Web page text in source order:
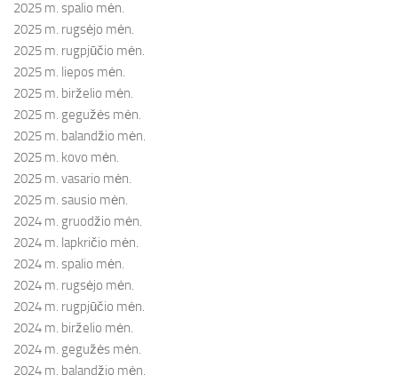
2025 m. spalio mėn.
2025 m. rugsėjo mėn.
2025 m. rugpjūčio mėn.
2025 m. liepos mėn.
2025 m. birželio mėn.
2025 m. gegužės mėn.
2025 m. balandžio mėn.
2025 m. kovo mėn.
2025 m. vasario mėn.
2025 m. sausio mėn.
2024 m. gruodžio mėn.
2024 m. lapkričio mėn.
2024 m. spalio mėn.
2024 m. rugsėjo mėn.
2024 m. rugpjūčio mėn.
2024 m. birželio mėn.
2024 m. gegužės mėn.
2024 m. balandžio mėn.